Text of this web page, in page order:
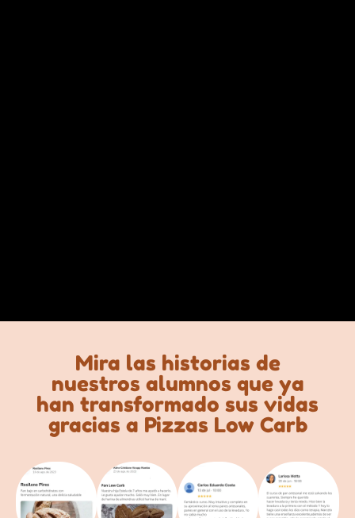
Mira las historias de
nuestros alumnos que ya
han transformado sus vidas
gracias a Pizzas Low Carb